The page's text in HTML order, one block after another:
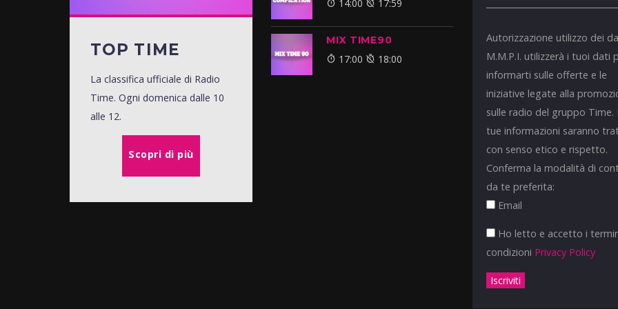
TOP TIME
La classifica ufficiale di Radio
Time. Ogni domenica dalle 10
alle 12.
Scopri di più
14:00 17:59
MIX TIME90
17:00 18:00
Autorizzazione utilizzo dei
M.M.P.I. utilizzerà i tuoi dati
informarti sulle offerte e le
iniziative legate alla
sulle radio del gruppo Time.
tue informazioni saranno
con senso etico e rispetto.
Conferma la modalità di
da te preferita:
Email
Ho letto e accetto i
condizioni Privacy Policy